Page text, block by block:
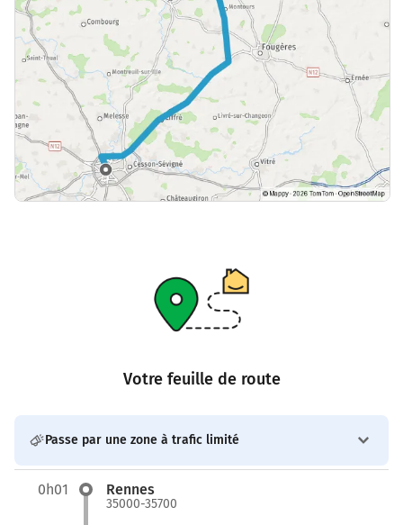
Votre feuille de route
Passe par une zone à trafic limité
0h01 Rennes
35000-35700